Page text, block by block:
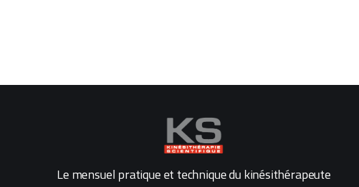
Le mensuel pratique et technique du kinésithérapeute